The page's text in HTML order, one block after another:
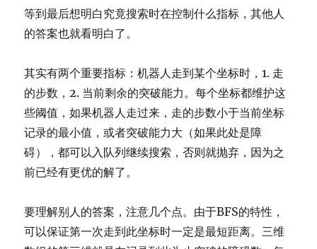
等到最后想明白究竟搜索时在控制什么指标，其他人
的答案也就看明白了。
其实有两个重要指标：机器人走到某个坐标时，1. 走
的步数，2. 当前剩余的突破能力。每个坐标都维护这
些阈值，如果机器人走过来，走的步数小于当前坐标
记录的最小值，或者突破能力大（如果此处是障
碍），都可以入队列继续搜索，否则就抛弃，因为之
前已经有更优的解了。
要理解别人的答案，注意几个点。由于BFS的特性，
可以保证第一次走到此坐标时一定是最短距离。三维